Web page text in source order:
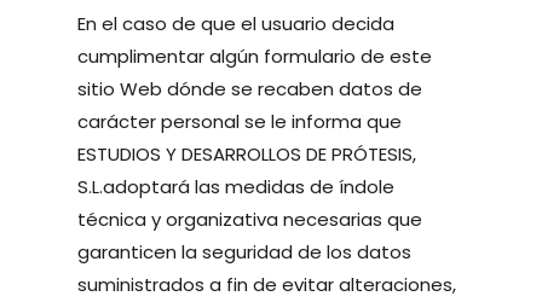
En el caso de que el usuario decida
cumplimentar algún formulario de este
sitio Web dónde se recaben datos de
carácter personal se le informa que
ESTUDIOS Y DESARROLLOS DE PRÓTESIS,
S.L.adoptará las medidas de índole
técnica y organizativa necesarias que
garanticen la seguridad de los datos
suministrados a fin de evitar alteraciones,